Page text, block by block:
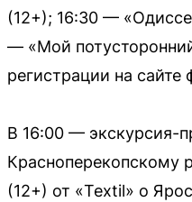
(12+); 16:30 —
— «Мой
регистрации на сайте
В 16:00 — экскурсия-
Красноперекопскому
(12+) от «Textil» о